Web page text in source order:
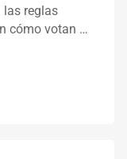
reglas
cómo votan …